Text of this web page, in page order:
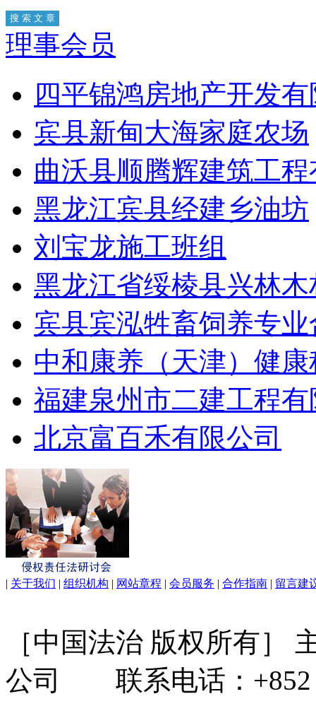
理事会员
四平锦鸿房地产开发
宾县新甸大海家庭农场
曲沃县顺腾辉建筑工
黑龙江宾县经建乡油坊
刘宝龙施工班组
黑龙江省绥棱县兴林
宾县宾泓牲畜饲养专
中和康养（天津）健
福建泉州市二建工程
北京富百禾有限公司
| 关于我们 | 组织机构 | 网站章程 | 会员服务 | 合作指南 | 留言建
［中国法治 版权所有］
公司 联系电话：+852